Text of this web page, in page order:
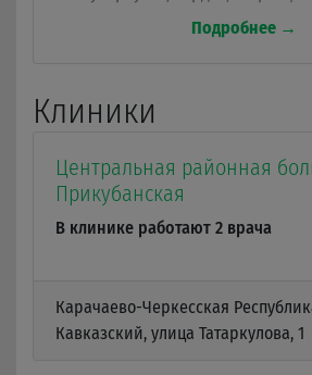
лихорадка, заболевания
расстройства, грипп.
Подробнее →
Клиники
Центральная районная
Прикубанская
В клинике работают 2 врача
Карачаево-Черкесская
Кавказский, улица Татаркулова, 1